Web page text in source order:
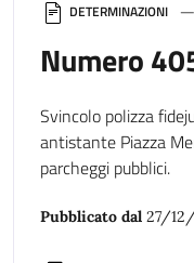
DETERMINAZIONI
Numero
Svincolo polizza
antistante Piazza
parcheggi pubblici.
Pubblicato dal 27/12/